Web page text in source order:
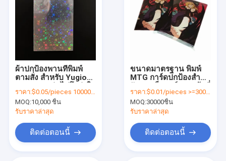
ผ้าปกป้องพานที่พิมพ์
ตามสั่ง สําหรับ Yugioh
ราคา:$0.05/pieces 10000-99999 pieces
MOQ:10,000 ชิ้น
รับราคาล่าสุด
ติดต่อตอนนี้
ขนาดมาตรฐาน พิมพ์
MTG การ์ดปกป้องสําห
ปลอดภัย
ราคา:$0.01/pieces >=30000 pieces
MOQ:30000ชิ้น
รับราคาล่าสุด
ติดต่อตอนนี้